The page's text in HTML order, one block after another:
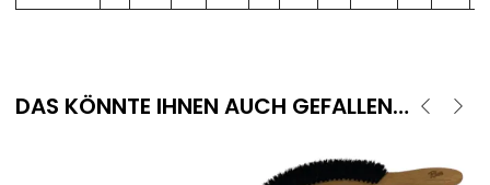
DAS KÖNNTE IHNEN AUCH GEFALLEN…